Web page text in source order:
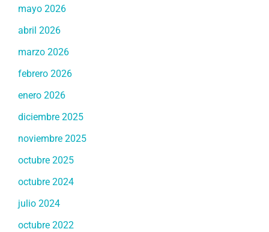
mayo 2026
abril 2026
marzo 2026
febrero 2026
enero 2026
diciembre 2025
noviembre 2025
octubre 2025
octubre 2024
julio 2024
octubre 2022